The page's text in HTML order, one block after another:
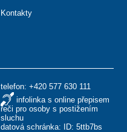
telefon: +420 577 630 111
infolinka s online přepisem
řeči pro osoby s postižením
sluchu
datová schránka: ID: 5ttb7bs
Kontakty